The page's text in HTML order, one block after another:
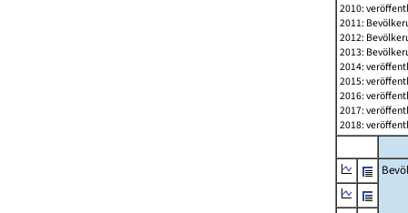
2010:
2011:
2012:
2013:
2014:
2015:
2016:
2017:
2018: